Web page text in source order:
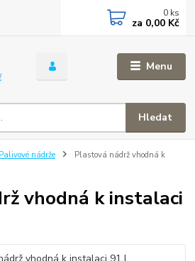
Menu
Hledat
0 ks
za 0,00 Kč
Palivové nádrže
Plastová nádrž vhodná k
vhodná k instalaci